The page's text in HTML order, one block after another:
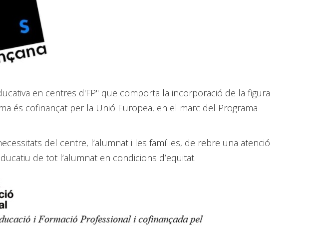
en centres d'FP" que comporta la incorporació de la figura
és cofinançat per la Unió Europea, en el marc del Programa
del centre, l’alumnat i les famílies, de rebre una atenció
de tot l’alumnat en condicions d’equitat.